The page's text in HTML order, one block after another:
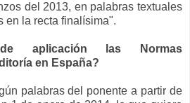
del 2013, en palabras textuales
en la recta finalísima".
aplicación las Normas
en España?
palabras del ponente a partir de